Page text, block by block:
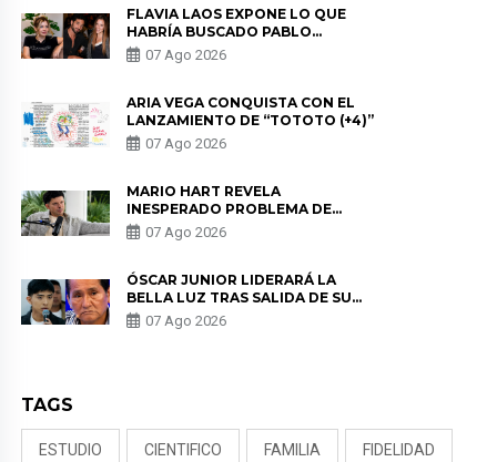
FLAVIA LAOS EXPONE LO QUE
HABRÍA BUSCADO PABLO
HEREDIA CON ALE FULLER: “UNA
DE LAS PARTES QUERÍA EL
07 Ago 2026
ARIA VEGA CONQUISTA CON EL
LANZAMIENTO DE “TOTOTO (+4)”
07 Ago 2026
MARIO HART REVELA
INESPERADO PROBLEMA DE
SALUD ANTES DE SEPARARSE DE
KORINA: “ME ENCONTRARON UN
07 Ago 2026
ÓSCAR JUNIOR LIDERARÁ LA
BELLA LUZ TRAS SALIDA DE SU
PADRE POR POLÉMICA CON
NALDY SALDAÑA
07 Ago 2026
TAGS
ESTUDIO CIENTIFICO FAMILIA FIDELIDAD